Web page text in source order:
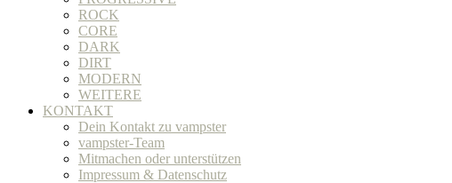
ROCK
CORE
DARK
DIRT
MODERN
WEITERE
KONTAKT
Dein Kontakt zu vampster
vampster-Team
Mitmachen oder unterstützen
Impressum & Datenschutz